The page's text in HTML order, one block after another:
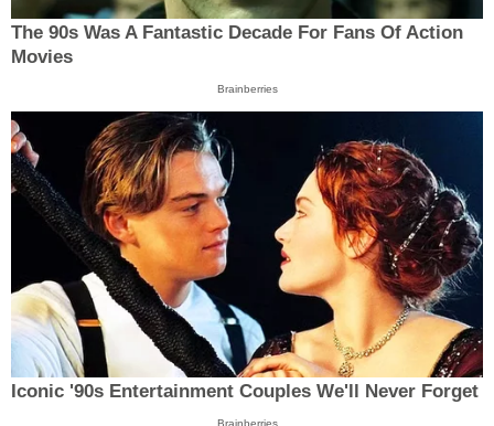
The 90s Was A Fantastic Decade For Fans Of Action
Movies
Brainberries
Iconic '90s Entertainment Couples We'll Never Forget
Brainberries